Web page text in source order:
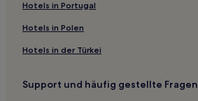
Hotels nahe S-Bahnhof Veddel
Hotels nahe Staatsoper Hamburg
Hotels in Portugal
Hotels in Polen
Hotels in der Türkei
Support und häufig gestellte Fragen